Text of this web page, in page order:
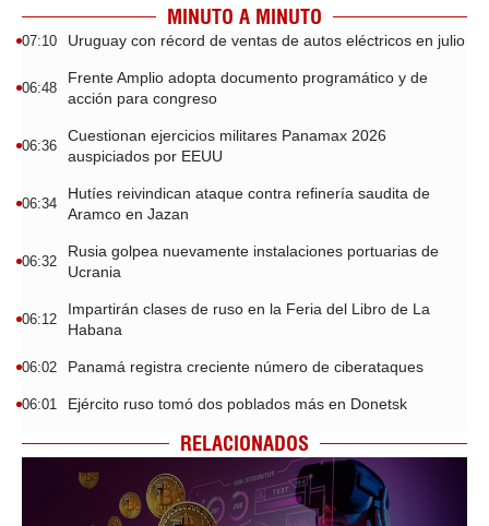
MINUTO A MINUTO
07:10 Uruguay con récord de ventas de autos eléctricos en julio
06:48
Frente Amplio adopta documento programático y de
acción para congreso
06:36
Cuestionan ejercicios militares Panamax 2026
auspiciados por EEUU
06:34
Hutíes reivindican ataque contra refinería saudita de
Aramco en Jazan
06:32
Rusia golpea nuevamente instalaciones portuarias de
Ucrania
06:12
Impartirán clases de ruso en la Feria del Libro de La
Habana
06:02 Panamá registra creciente número de ciberataques
06:01 Ejército ruso tomó dos poblados más en Donetsk
RELACIONADOS